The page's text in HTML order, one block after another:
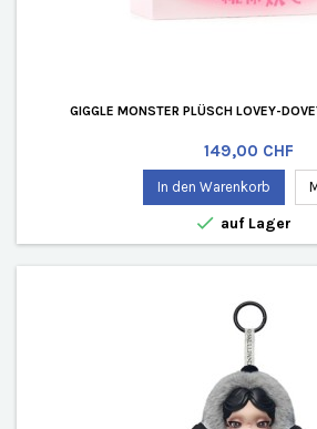
GIGGLE MONSTER PLÜSCH LOVEY-
Preis
149,00 CHF
In den Warenkorb
 auf Lager